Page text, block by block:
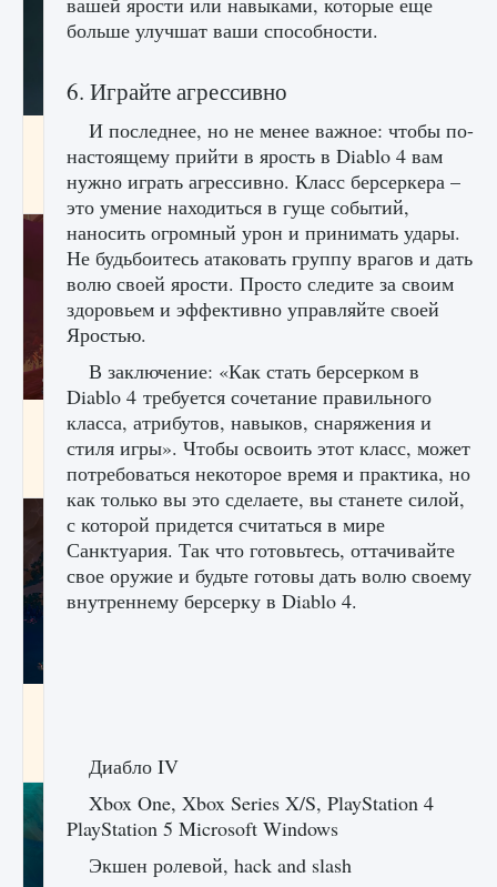
Как проверить статус сервера Delta Force
Hawk Ops
9 августа 2024 1 286 0 0
Как приручить существ джунглей Нари в
игре Creatures of Ava
9 августа 2024 1 218 0 0
9 августа 2024
больше улучшат ваши способности.
6. Играйте агрессивно
И последнее, но не менее важное: чтобы по-
настоящему прийти в ярость в Diablo 4 вам
нужно играть агрессивно. Класс берсеркера –
это умение находиться в гуще событий,
наносить огромный урон и принимать удары.
Не будьбоитесь атаковать группу врагов и дать
волю своей ярости. Просто следите за своим
здоровьем и эффективно управляйте своей
Яростью.
В заключение: «Как стать берсерком в
Diablo 4 требуется сочетание правильного
класса, атрибутов, навыков, снаряжения и
стиля игры». Чтобы освоить этот класс, может
потребоваться некоторое время и практика, но
как только вы это сделаете, вы станете силой,
с которой придется считаться в мире
Санктуария. Так что готовьтесь, оттачивайте
свое оружие и будьте готовы дать волю своему
внутреннему берсерку в Diablo 4.
Диабло IV
Xbox One, Xbox Series X/S, PlayStation 4
PlayStation 5 Microsoft Windows
Экшен ролевой, hack and slash